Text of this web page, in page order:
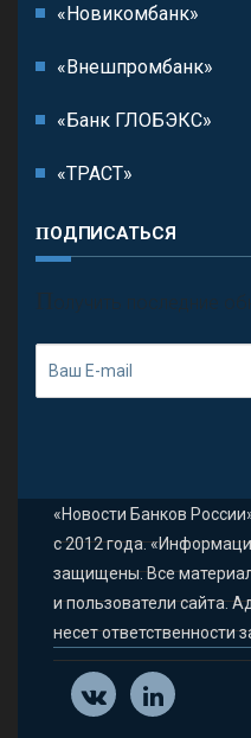
«Новикомбанк»
«Внешпромбанк»
«Банк ГЛОБЭКС»
«ТРАСТ»
ПОДПИСАТЬСЯ
П олучить последние
«Новости Банков
с 2012 года.
защищены. Все
и пользователи сайта.
несет ответственности